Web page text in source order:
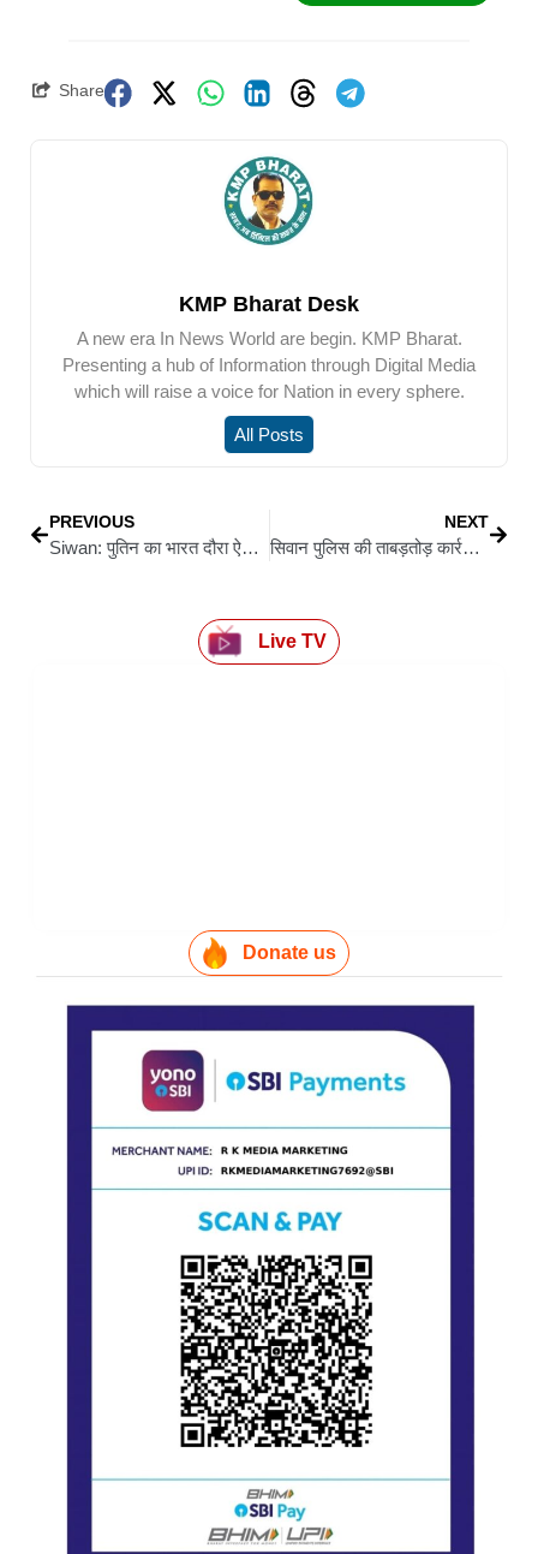
Share
KMP Bharat Desk
A new era In News World are begin. KMP Bharat.
Presenting a hub of Information through Digital Media
which will raise a voice for Nation in every sphere.
All Posts
PREVIOUS
Siwan: पुतिन का भारत दौरा ऐतिहासिक, भारत–रूस रिश्तों में नई मजबूती : सांसद सिग्रीवाल
NEXT
सिवान पुलिस की ताबड़तोड़ कार्रवाई: हत्या कांड की आरोपी महिला समेत 21 गिरफ्तार, 5 किलो गांजा भी बरामद
Live TV
Donate us